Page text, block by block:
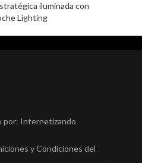
iluminada con
Lighting
por: Internetizando
y Condiciones del